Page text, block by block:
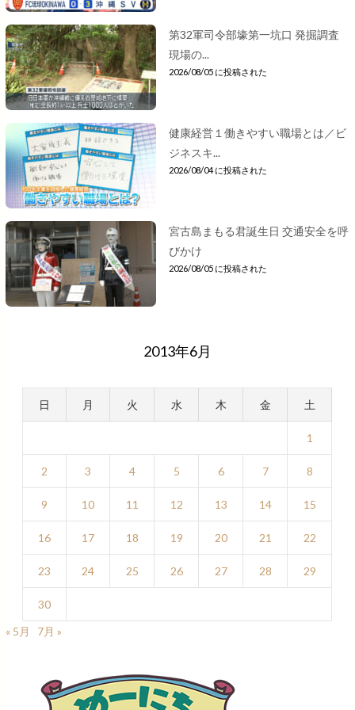
第32軍司令部壕第一坑口 発掘調査
現場の...
2026/08/05 に投稿された
健康経営１働きやすい職場とは／ビ
ジネスキ...
2026/08/04 に投稿された
宮古島まもる君誕生日 交通安全を呼
びかけ
2026/08/05 に投稿された
2013年6月
日 月 火 水 木 金 土
1
2 3 4 5 6 7 8
9 10 11 12 13 14 15
16 17 18 19 20 21 22
23 24 25 26 27 28 29
30
« 5月
7月 »